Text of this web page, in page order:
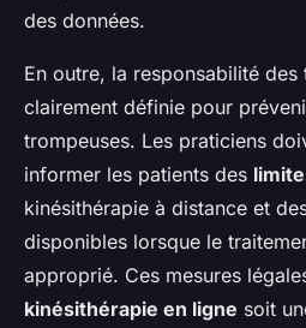
des données.
En outre, la responsabilité des
clairement définie pour
trompeuses. Les praticiens
informer les patients des
kinésithérapie à distance et
disponibles lorsque le
approprié. Ces mesures
kinésithérapie en ligne soit